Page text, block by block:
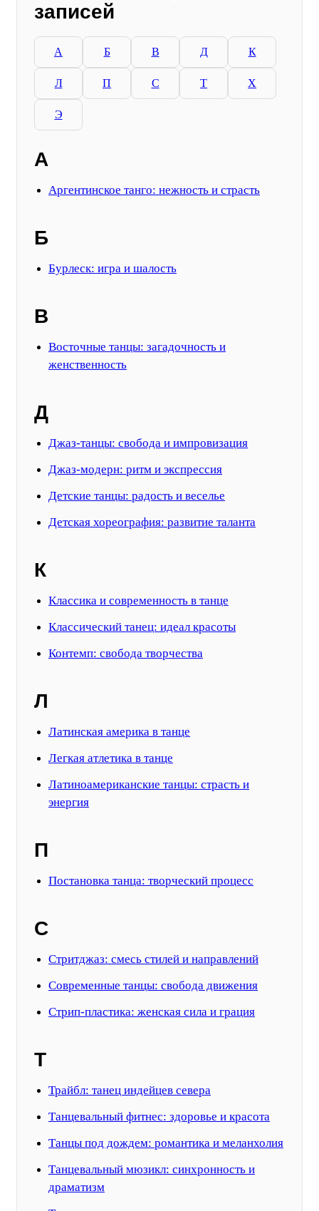
записей
А Б В Д К
Л П С Т Х
Э
А
Аргентинское танго: нежность и страсть
Б
Бурлеск: игра и шалость
В
Восточные танцы: загадочность и
женственность
Д
Джаз-танцы: свобода и импровизация
Джаз-модерн: ритм и экспрессия
Детские танцы: радость и веселье
Детская хореография: развитие таланта
К
Классика и современность в танце
Классический танец: идеал красоты
Контемп: свобода творчества
Л
Латинская америка в танце
Легкая атлетика в танце
Латиноамериканские танцы: страсть и
энергия
П
Постановка танца: творческий процесс
С
Стритджаз: смесь стилей и направлений
Современные танцы: свобода движения
Стрип-пластика: женская сила и грация
Т
Трайбл: танец индейцев севера
Танцевальный фитнес: здоровье и красота
Танцы под дождем: романтика и меланхолия
Танцевальный мюзикл: синхронность и
драматизм